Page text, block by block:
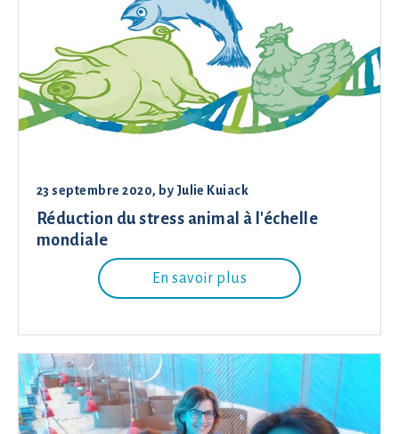
23 septembre 2020, by Julie Kuiack
Réduction du stress animal à l'échelle
mondiale
En savoir plus